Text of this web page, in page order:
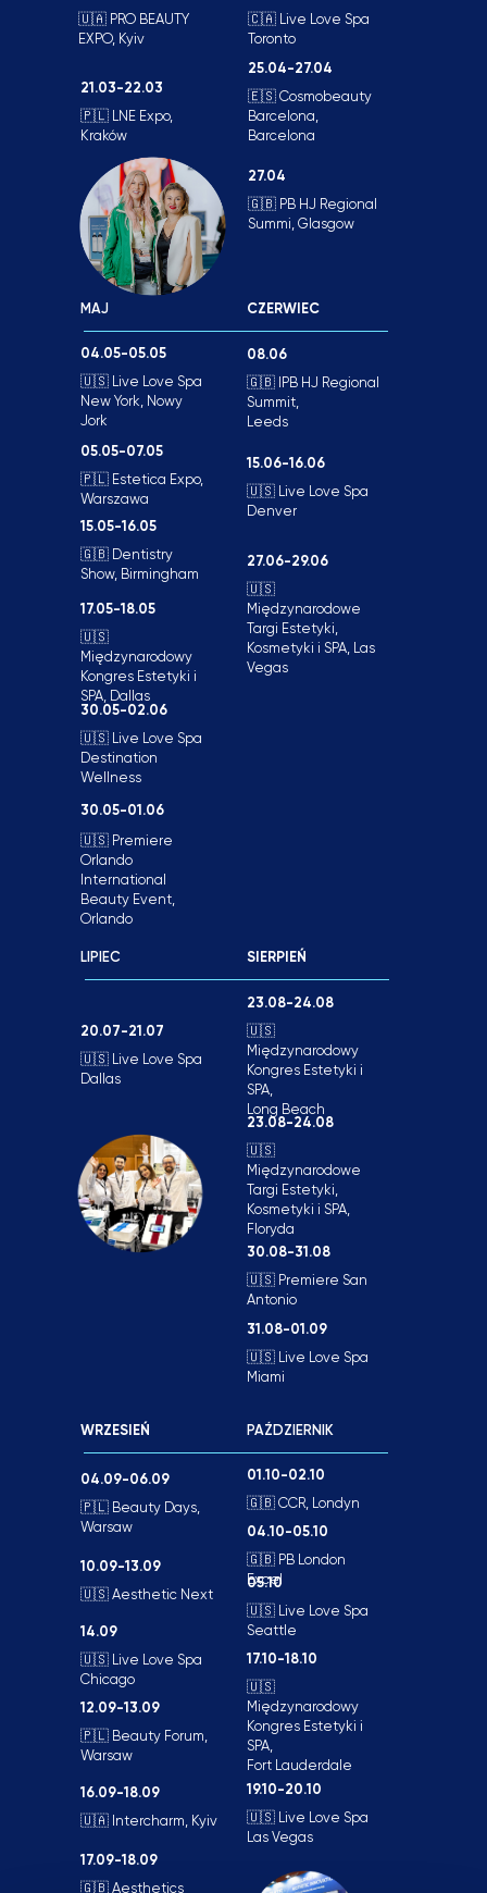
🇨🇦 Live Love Spa
Toronto
25.04-27.04
🇪🇸 Cosmobeauty
Barcelona,
Barcelona
27.04
🇬🇧 PB HJ Regional
Summi, Glasgow
21.03-22.03
🇵🇱 LNE Expo,
Kraków
🇺🇦 PRO BEAUTY
EXPO, Kyiv
🇺🇸
Międzynarodowe
Targi Estetyki,
Kosmetyki i SPA,
Floryda
23.08-24.08
SIERPIEŃ
🇺🇸
Międzynarodowy
Kongres Estetyki i
SPA,
Long Beach
23.08-24.08
30.08-31.08
🇺🇸 Рremiere San
Antonio
31.08-01.09
🇺🇸 Live Love Spa
Miami
WRZESIEŃ
04.09-06.09
🇵🇱 Beauty Days,
Warsaw
12.09-13.09
🇵🇱 Beauty Forum,
Warsaw
14.09
🇺🇸 Live Love Spa
Chicago
10.09-13.09
🇺🇸 Aesthetic Next
17.09-18.09
🇬🇧 Aesthetics
16.09-18.09
🇺🇦 Intercharm, Kyiv
LIPIEC
20.07-21.07
🇺🇸 Live Love Spa
Dallas
🇺🇸
Międzynarodowe
Targi Estetyki,
Kosmetyki i SPA, Las
Vegas
27.06-29.06
🇺🇸 Live Love Spa
Denver
15.06-16.06
CZERWIEC
🇬🇧 IPB HJ Regional
Summit,
Leeds
08.06
🇺🇸 Live Love Spa
New York, Nowy
Jork
04.05-05.05
🇵🇱 Estetica Expo,
Warszawa
05.05-07.05
🇬🇧 Dentistry
Show, Birmingham
15.05-16.05
🇺🇸
Międzynarodowy
Kongres Estetyki i
SPA, Dallas
17.05-18.05
🇺🇸 Live Love Spa
Destination
Wellness
30.05-02.06
🇺🇸 Premiere
Orlando
International
Beauty Event,
Orlando
30.05-01.06
MAJ
PAŹDZIERNIK
05.10
🇺🇸 Live Love Spa
Seattle
17.10-18.10
🇺🇸
Międzynarodowy
Kongres Estetyki i
SPA,
Fort Lauderdale
19.10-20.10
🇺🇸 Live Love Spa
Las Vegas
🇬🇧 PB London
Excel
04.10-05.10
01.10-02.10
🇬🇧 CCR, Londyn